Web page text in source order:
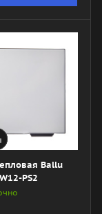
Ballu
PS2